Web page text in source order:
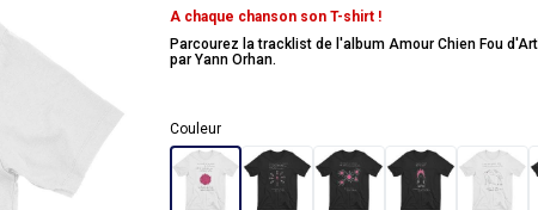
A chaque chanson son T-shirt !
Parcourez la tracklist de l'album Amour Chien Fou
par Yann Orhan.
Couleur